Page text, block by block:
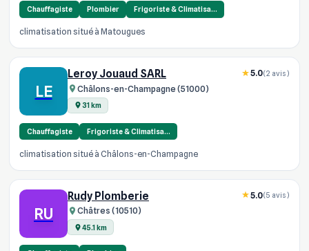
Chauffagiste Plombier Frigoriste & Climatisa…
climatisation situé à Matougues
LE
Leroy Jouaud SARL
Châlons-en-Champagne (51000)
31 km
5.0(2 avis)
Chauffagiste Frigoriste & Climatisa…
climatisation situé à Châlons-en-Champagne
RU
Rudy Plomberie
Châtres (10510)
45.1 km
5.0(5 avis)